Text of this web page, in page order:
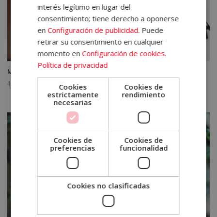
Máster en Marketing Digital y Analítica Digital
1.580,00
precio
original
395,00€
precio
actual
es:
interés legítimo en lugar del
consentimiento; tiene derecho a oponerse
enConfiguración de publicidad. Puede
retirar su consentimiento en cualquier
momento enConfiguración de cookies.
Política de privacidad
Cookies
estrictamente
necesarias
Cookies de
rendimiento
Cookies de
preferencias
Cookies de
funcionalidad
Cookies no clasificadas